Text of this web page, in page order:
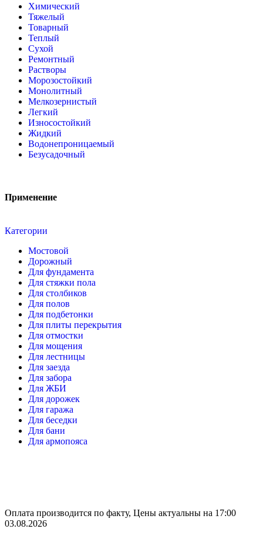
Химический
Тяжелый
Товарный
Теплый
Сухой
Ремонтный
Растворы
Морозостойкий
Монолитный
Мелкозернистый
Легкий
Износостойкий
Жидкий
Водонепроницаемый
Безусадочный
Применение
Категории
Мостовой
Дорожный
Для фундамента
Для стяжки пола
Для столбиков
Для полов
Для подбетонки
Для плиты перекрытия
Для отмостки
Для мощения
Для лестницы
Для заезда
Для забора
Для ЖБИ
Для дорожек
Для гаража
Для беседки
Для бани
Для армопояса
Оплата производится по факту, Цены актуальны на 17:00
03.08.2026